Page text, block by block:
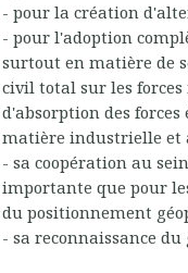
- pour la création
- pour l'adoption
surtout en matière de
civil total sur les
d'absorption des
matière industrielle et
- sa coopération au
importante que pour
du positionnement
- sa reconnaissance